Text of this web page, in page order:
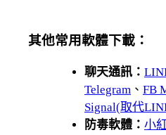
其他常用軟體下載：
聊天通訊：
Telegram 、 FB
Signal(取代
防毒軟體： 小